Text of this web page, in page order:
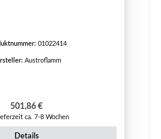
01022414
Austroflamm
Regulärer Preis:
501,86 €
ca. 7-8 Wochen
Details